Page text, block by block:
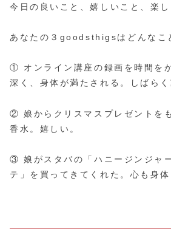
今日の良いこと、嬉しいこと、楽し
あなたの３goodsthigsはどんなこ
① オンライン講座の録画を時間を
深く、身体が満たされる。しばらく
② 娘からクリスマスプレゼントを
香水。嬉しい。
③ 娘がスタバの「ハニージンジャ
テ」を買ってきてくれた。心も身体